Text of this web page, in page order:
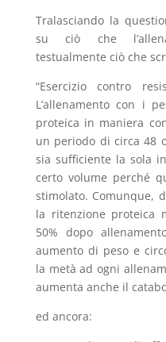
Tralasciando la
su ciò che
testualmente ciò che
“Esercizio contro
L’allenamento con i
proteica in maniera
un periodo di circa 48
sia sufficiente la sola
certo volume perché
stimolato. Comunque,
la ritenzione proteica
50% dopo
aumento di peso e
la metà ad ogni
aumenta anche il
ed ancora: